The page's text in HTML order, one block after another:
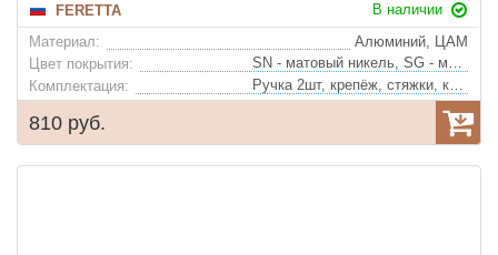
FERETTA
В наличии
Материал:
Алюминий, ЦАМ
Цвет покрытия:
SN - матовый никель, SG - матовое золото, AB - бронза
Комплектация:
Ручка 2шт, крепёж, стяжки, квадрат
810 руб.